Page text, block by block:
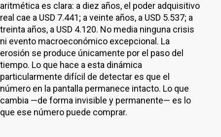
aritmética es clara: a diez años, el poder adquisitivo
real cae a USD 7.441; a veinte años, a USD 5.537; a
treinta años, a USD 4.120. No media ninguna crisis
ni evento macroeconómico excepcional. La
erosión se produce únicamente por el paso del
tiempo. Lo que hace a esta dinámica
particularmente difícil de detectar es que el
número en la pantalla permanece intacto. Lo que
cambia —de forma invisible y permanente— es lo
que ese número puede comprar.